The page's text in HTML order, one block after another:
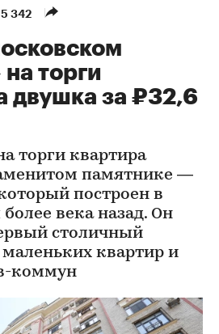
5 342
торги
двушка за ₽32,6
торги квартира
памятнике —
построен в
века назад. Он
столичный
квартир и
коммун